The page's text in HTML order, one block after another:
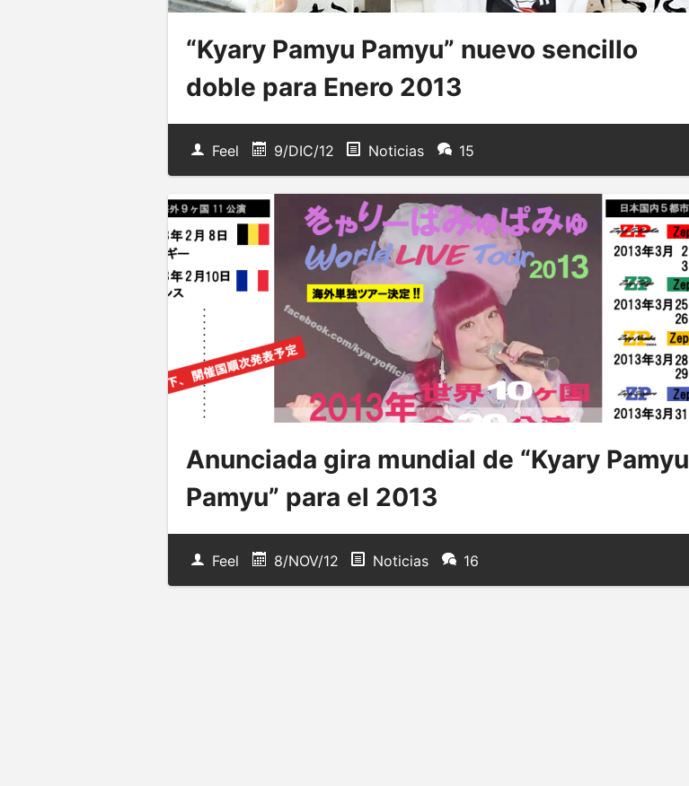
“Kyary Pamyu Pamyu” nuevo sencillo
doble para Enero 2013
Feel 9/DIC/12 Noticias 15
Anunciada gira mundial de “Kyary Pamyu
Pamyu” para el 2013
Feel 8/NOV/12 Noticias 16